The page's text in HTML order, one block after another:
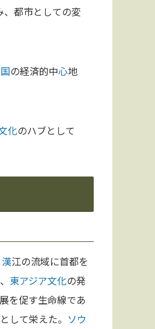
都市としての変
の経済的中心地
化のハブとして
漢江の流域に首都を
東アジア文化の発
を促す生命線であ
して栄えた。 ソウ